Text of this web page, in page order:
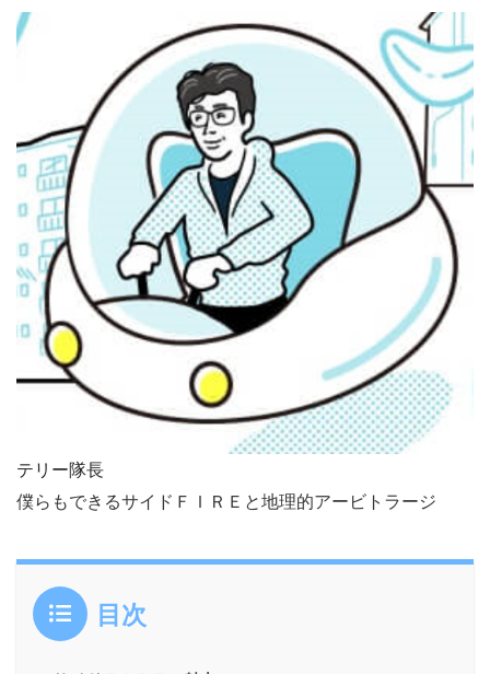
テリー隊長
僕らもできるサイドＦＩＲＥと地理的アービトラージ
目次